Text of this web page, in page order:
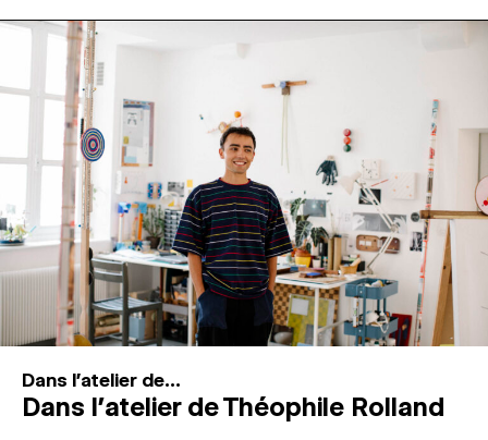
PROGRAMMATION
MAGAZINE
ESPACES DE PRATIQUE ARTISTIQUE ↓
Recherche
Connexion
Dans l'atelier de...
Dans l’atelier de Théophile Rolland